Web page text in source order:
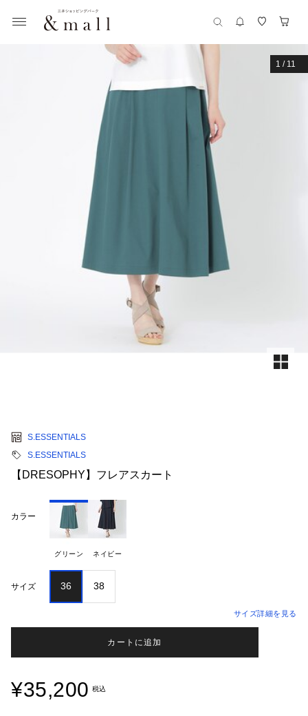
1 / 11
S.ESSENTIALS
S.ESSENTIALS
【DRESOPHY】フレアスカート
カラー
グリーン ネイビー
サイズ 36 38
サイズ詳細を見る
カートに追加
¥35,200 税込